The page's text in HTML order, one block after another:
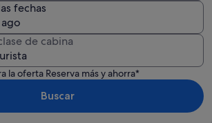
fechas
de cabina
la oferta Reserva más y ahorra*
Buscar